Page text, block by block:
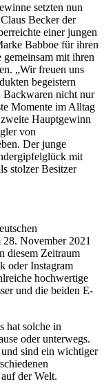
setzten nun
Becker der
einer jungen
Babboe für ihren
mit ihren
„Wir freuen uns
begeistern
Backwaren nicht nur
Momente im Alltag
Hauptgewinn
von
Der junge
mit
stolzer Besitzer
November 2021
diesem Zeitraum
oder Instagram
hochwertige
und die beiden E-
hat solche in
oder unterwegs.
sind ein wichtiger
der Welt.